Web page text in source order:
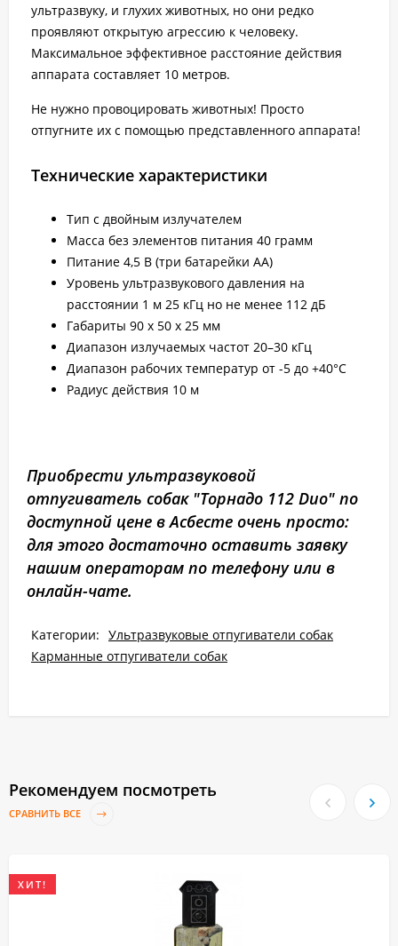
ультразвуку, и глухих животных, но они редко
проявляют открытую агрессию к человеку.
Максимальное эффективное расстояние действия
аппарата составляет 10 метров.
Не нужно провоцировать животных! Просто
отпугните их с помощью представленного аппарата!
Технические характеристики
Тип с двойным излучателем
Масса без элементов питания 40 грамм
Питание 4,5 В (три батарейки AA)
Уровень ультразвукового давления на
расстоянии 1 м 25 кГц но не менее 112 дБ
Габариты 90 x 50 x 25 мм
Диапазон излучаемых частот 20–30 кГц
Диапазон рабочих температур от -5 до +40°С
Радиус действия 10 м
Приобрести ультразвуковой
отпугиватель собак "Торнадо 112 Duo" по
доступной цене в Асбесте очень просто:
для этого достаточно оставить заявку
нашим операторам по телефону или в
онлайн-чате.
Категории: Ультразвуковые отпугиватели собак
Карманные отпугиватели собак
Рекомендуем посмотреть
СРАВНИТЬ ВСЕ
ХИТ!